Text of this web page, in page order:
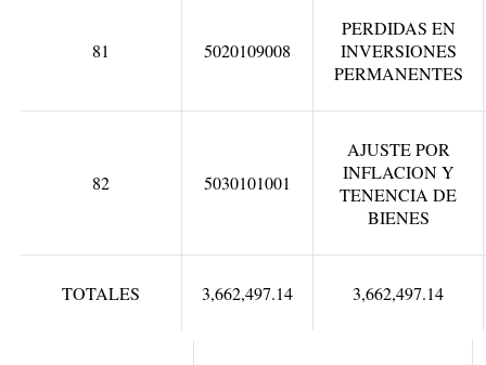
81 5020109008
PERDIDAS EN
INVERSIONES
PERMANENTES
82 5030101001
AJUSTE POR
INFLACION Y
TENENCIA DE
BIENES
TOTALES 3,662,497.14 3,662,497.14